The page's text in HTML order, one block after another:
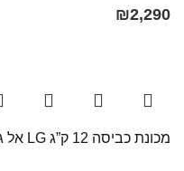
₪2,290
מכונת כביסה 12 ק”ג LG אל ג’י דגם F1612SBS שחור